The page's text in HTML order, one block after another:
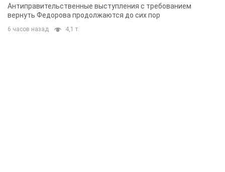
Антиправительственные выступления с требованием
вернуть Федорова продолжаются до сих пор
6 часов назад 4,1 т.